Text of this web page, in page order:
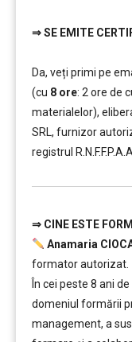
⇒SE EMITE
Da, veți primi pe
(cu 8 ore: 2 ore de
materialelor),
SRL, furnizor
registrul R.N.F.F.P.A.A.
⇒ CINE ESTE
Anamaria
formator autorizat.
În cei peste 8 ani
domeniul formării
management, a